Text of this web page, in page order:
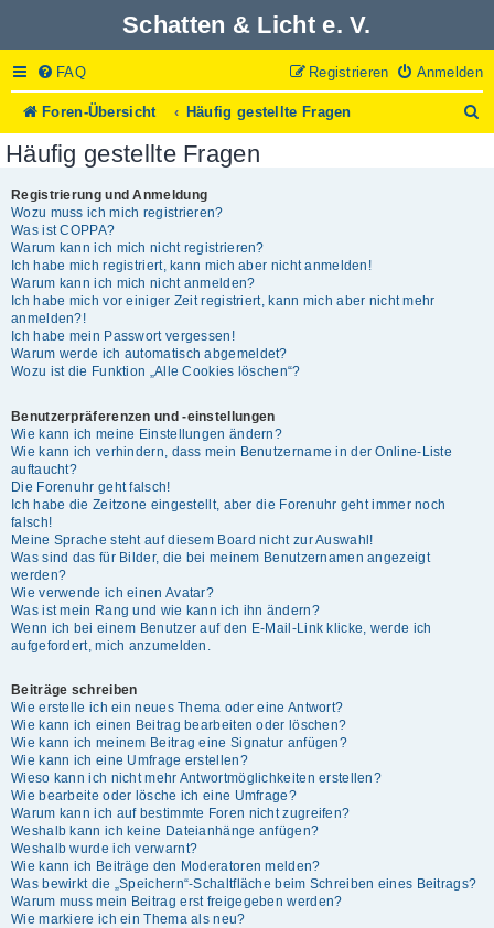
Schatten & Licht e. V.
FAQ Anmelden
Registrieren
Foren-Übersicht Häufig gestellte Fragen
u
Häufig gestellte Fragen
Registrierung und Anmeldung
Wozu muss ich mich registrieren?
Was ist COPPA?
Warum kann ich mich nicht registrieren?
Ich habe mich registriert, kann mich aber nicht anmelden!
Warum kann ich mich nicht anmelden?
Ich habe mich vor einiger Zeit registriert, kann mich aber nicht mehr
anmelden?!
Ich habe mein Passwort vergessen!
Warum werde ich automatisch abgemeldet?
Wozu ist die Funktion „Alle Cookies löschen“?
Benutzerpräferenzen und -einstellungen
Wie kann ich meine Einstellungen ändern?
Wie kann ich verhindern, dass mein Benutzername in der Online-Liste
auftaucht?
Die Forenuhr geht falsch!
Ich habe die Zeitzone eingestellt, aber die Forenuhr geht immer noch
falsch!
Meine Sprache steht auf diesem Board nicht zur Auswahl!
Was sind das für Bilder, die bei meinem Benutzernamen angezeigt
werden?
Wie verwende ich einen Avatar?
Was ist mein Rang und wie kann ich ihn ändern?
Wenn ich bei einem Benutzer auf den E-Mail-Link klicke, werde ich
aufgefordert, mich anzumelden.
Beiträge schreiben
Wie erstelle ich ein neues Thema oder eine Antwort?
Wie kann ich einen Beitrag bearbeiten oder löschen?
Wie kann ich meinem Beitrag eine Signatur anfügen?
Wie kann ich eine Umfrage erstellen?
Wieso kann ich nicht mehr Antwortmöglichkeiten erstellen?
Wie bearbeite oder lösche ich eine Umfrage?
Warum kann ich auf bestimmte Foren nicht zugreifen?
Weshalb kann ich keine Dateianhänge anfügen?
Weshalb wurde ich verwarnt?
Wie kann ich Beiträge den Moderatoren melden?
Was bewirkt die „Speichern“-Schaltfläche beim Schreiben eines Beitrags?
Warum muss mein Beitrag erst freigegeben werden?
Wie markiere ich ein Thema als neu?